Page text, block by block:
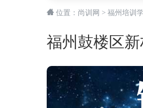
位置： 尚训网 > 福州培训
福州鼓楼区